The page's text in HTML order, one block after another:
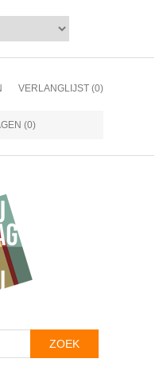
VERLANGLIJST (0)
(0)